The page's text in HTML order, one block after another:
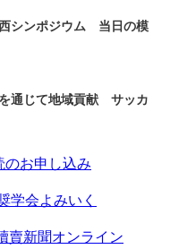
シンポジウム 当日の模
通じて地域貢献 サッカ